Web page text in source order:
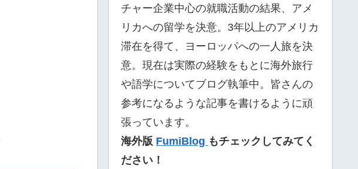
チャー企業中心の就職活動の結果、アメ
リカへの留学を決意。3年以上のアメリカ
滞在を得て、ヨーロッパへの一人旅を決
意。現在は実際の経験をもとに海外旅行
や語学についてブログ執筆中。皆さんの
参考になるような記事を書けるように頑
張っています。
海外版 FumiBlog もチェックしてみてく
ださい！